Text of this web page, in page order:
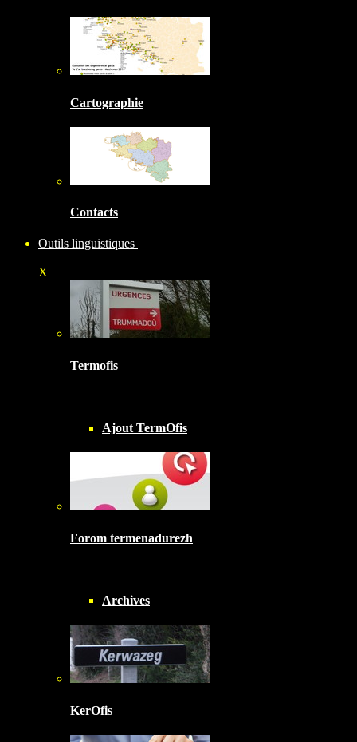
Cartographie
Contacts
Outils linguistiques
X
Termofis
Ajout TermOfis
Forom termenadurezh
Archives
KerOfis